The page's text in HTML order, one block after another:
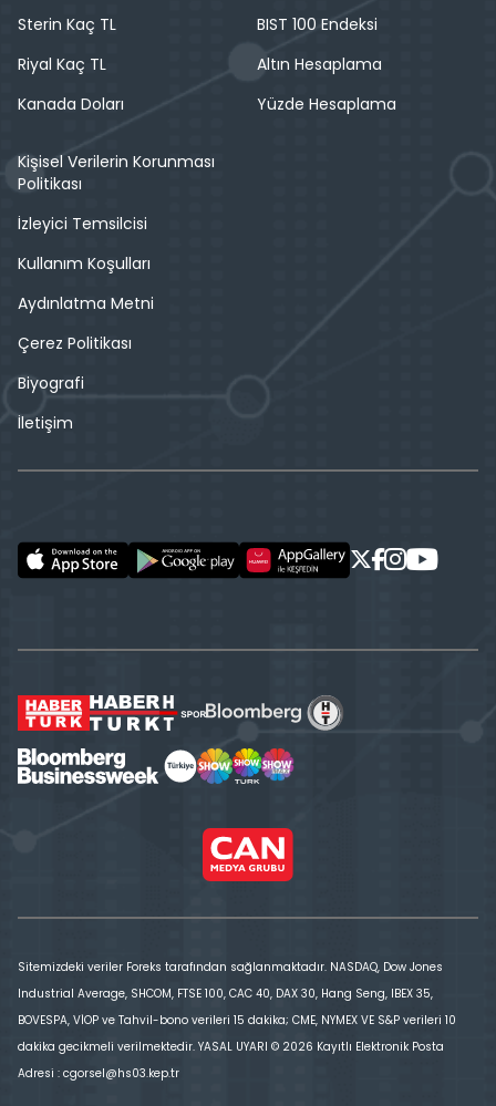
Sterin Kaç TL
Riyal Kaç TL
Kanada Doları
BIST 100 Endeksi
Altın Hesaplama
Yüzde Hesaplama
Kişisel Verilerin Korunması
Politikası
İzleyici Temsilcisi
Kullanım Koşulları
Aydınlatma Metni
Çerez Politikası
Biyografi
İletişim
Sitemizdeki veriler Foreks tarafından sağlanmaktadır. NASDAQ, Dow Jones
Industrial Average, SHCOM, FTSE 100, CAC 40, DAX 30, Hang Seng, IBEX 35,
BOVESPA, VİOP ve Tahvil-bono verileri 15 dakika; CME, NYMEX VE S&P verileri 10
dakika gecikmeli verilmektedir. YASAL UYARI © 2026 Kayıtlı Elektronik Posta
Adresi : cgorsel@hs03.kep.tr